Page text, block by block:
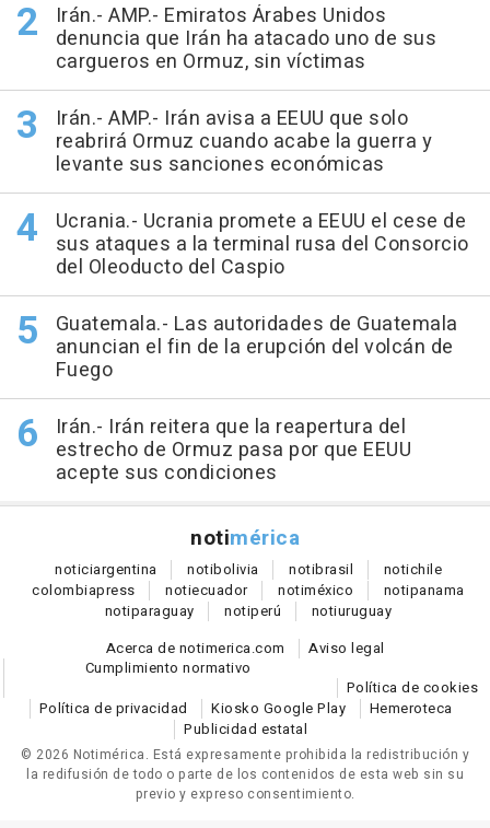
Irán.- AMP.- Emiratos Árabes Unidos
denuncia que Irán ha atacado uno de sus
cargueros en Ormuz, sin víctimas
Irán.- AMP.- Irán avisa a EEUU que solo
reabrirá Ormuz cuando acabe la guerra y
levante sus sanciones económicas
Ucrania.- Ucrania promete a EEUU el cese de
sus ataques a la terminal rusa del Consorcio
del Oleoducto del Caspio
Guatemala.- Las autoridades de Guatemala
anuncian el fin de la erupción del volcán de
Fuego
Irán.- Irán reitera que la reapertura del
estrecho de Ormuz pasa por que EEUU
acepte sus condiciones
notimérica
noticiargentina notibolivia notibrasil notichile
colombiapress notiecuador notiméxico notipanama
notiparaguay notiperú notiuruguay
Acerca de notimerica.com
Aviso legal
Cumplimiento normativo
Política de cookies
Política de privacidad
Kiosko Google Play
Hemeroteca
Publicidad estatal
© 2026 Notimérica. Está expresamente prohibida la redistribución y
la redifusión de todo o parte de los contenidos de esta web sin su
previo y expreso consentimiento.